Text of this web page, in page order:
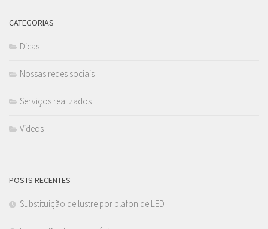
CATEGORIAS
Dicas
Nossas redes sociais
Serviços realizados
Videos
POSTS RECENTES
Substituição de lustre por plafon de LED